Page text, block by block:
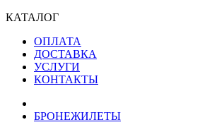
КАТАЛОГ
ОПЛАТА
ДОСТАВКА
УСЛУГИ
КОНТАКТЫ
БРОНЕЖИЛЕТЫ